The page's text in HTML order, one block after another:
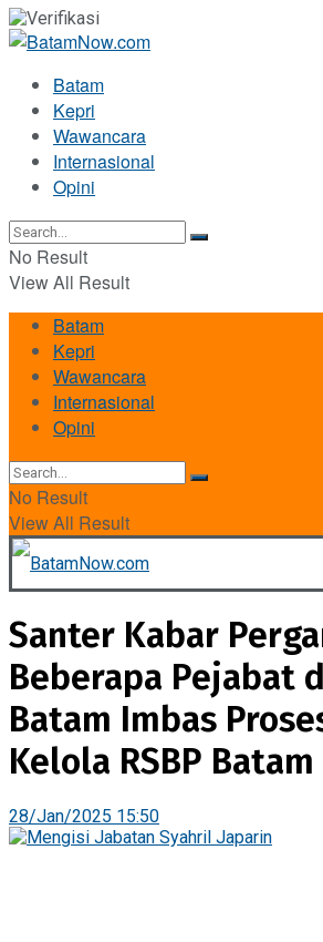
Batam
Kepri
Wawancara
Internasional
Opini
No Result
View All Result
Batam
Kepri
Wawancara
Internasional
Opini
No Result
View All Result
Santer Kabar
Beberapa Pejabat
Batam Imbas
Kelola RSBP Batam
28/Jan/2025 15:50